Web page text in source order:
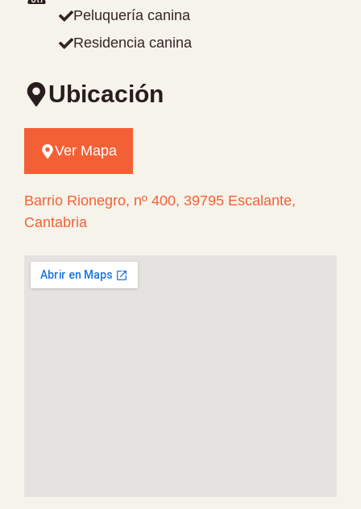
Peluquería canina
Residencia canina
Ubicación
Ver Mapa
Barrio Rionegro, nº 400, 39795 Escalante,
Cantabria